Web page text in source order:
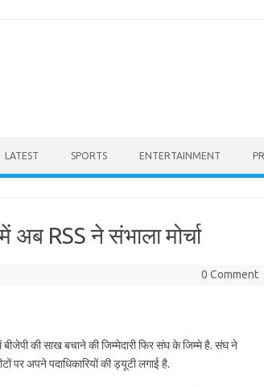
LATEST SPORTS ENTERTAINMENT
RSS ने संभाला मोर्चा
0 Comment
की साख बचाने की जिम्मेदारी फिर संघ के जिम्मे है. संघ ने
पर अपने पदाधिकारियों की ड्यूटी लगाई है.